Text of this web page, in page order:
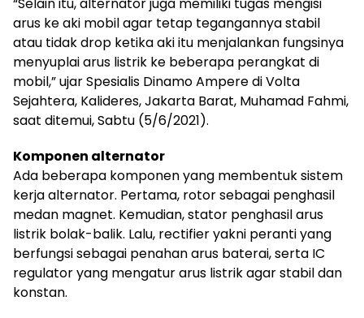
arus ke aki mobil agar tetap tegangannya stabil
atau tidak drop ketika aki itu menjalankan fungsinya
menyuplai arus listrik ke beberapa perangkat di
mobil,” ujar Spesialis Dinamo Ampere di Volta
Sejahtera, Kalideres, Jakarta Barat, Muhamad Fahmi,
saat ditemui, Sabtu (5/6/2021).
Komponen alternator
Ada beberapa komponen yang membentuk sistem
kerja alternator. Pertama, rotor sebagai penghasil
medan magnet. Kemudian, stator penghasil arus
listrik bolak-balik. Lalu, rectifier yakni peranti yang
berfungsi sebagai penahan arus baterai, serta IC
regulator yang mengatur arus listrik agar stabil dan
konstan.